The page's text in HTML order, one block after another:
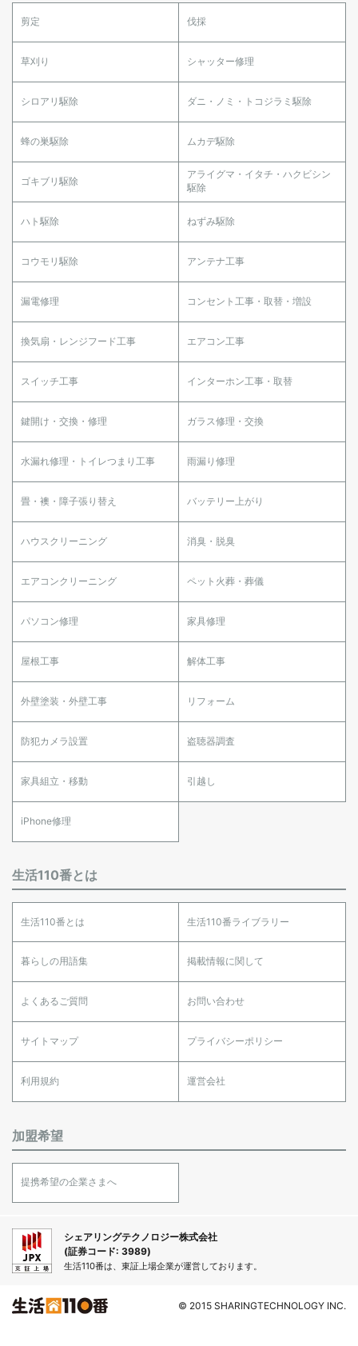
剪定 伐採
草刈り シャッター修理
シロアリ駆除 ダニ・ノミ・トコジラミ駆除
蜂の巣駆除 ムカデ駆除
ゴキブリ駆除
アライグマ・イタチ・ハクビシン
駆除
ハト駆除 ねずみ駆除
コウモリ駆除 アンテナ工事
漏電修理 コンセント工事・取替・増設
換気扇・レンジフード工事 エアコン工事
スイッチ工事 インターホン工事・取替
鍵開け・交換・修理 ガラス修理・交換
水漏れ修理・トイレつまり工事 雨漏り修理
畳・襖・障子張り替え バッテリー上がり
ハウスクリーニング 消臭・脱臭
エアコンクリーニング ペット火葬・葬儀
パソコン修理 家具修理
屋根工事 解体工事
外壁塗装・外壁工事 リフォーム
防犯カメラ設置 盗聴器調査
家具組立・移動 引越し
iPhone修理
生活110番とは
生活110番とは 生活110番ライブラリー
暮らしの用語集 掲載情報に関して
よくあるご質問 お問い合わせ
サイトマップ プライバシーポリシー
利用規約 運営会社
加盟希望
提携希望の企業さまへ
シェアリングテクノロジー株式会社
(証券コード: 3989)
生活110番は、東証上場企業が運営しております。
© 2015 SHARINGTECHNOLOGY INC.